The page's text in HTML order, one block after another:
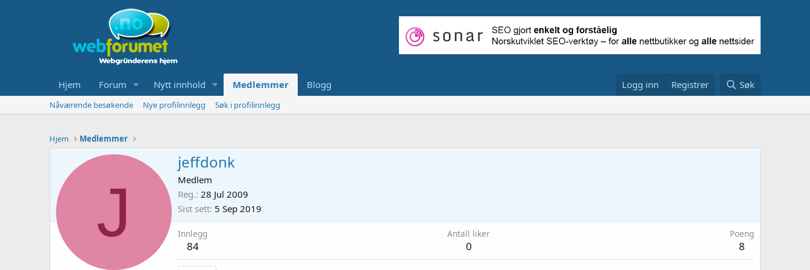
Hjem Forum Nytt innhold Medlemmer Blogg Logg inn Registrer Søk
Nåværende besøkende Nye profilinnlegg Søk i profilinnlegg
Hjem Medlemmer
J
jeffdonk
Medlem
Reg. 28 Jul 2009
Sist sett 5 Sep 2019
Innlegg
84
Antall liker
0
Poeng
8